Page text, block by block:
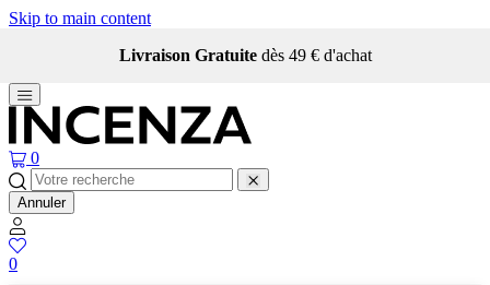
Skip to main content
Livraison Gratuite dès 49 € d'achat
0
Annuler
0